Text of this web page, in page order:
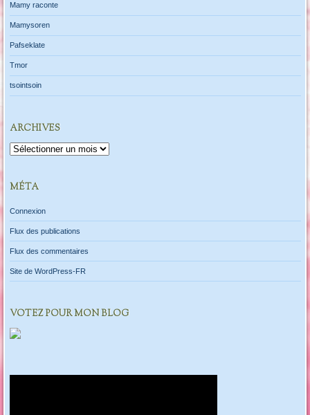
Mamy raconte
Mamysoren
Pafseklate
Tmor
tsointsoin
ARCHIVES
Archives
MÉTA
Connexion
Flux des publications
Flux des commentaires
Site de WordPress-FR
VOTEZ POUR MON BLOG